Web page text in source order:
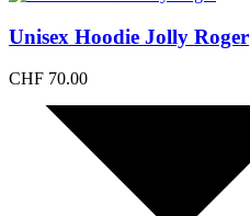
Unisex Hoodie Jolly Roger
CHF 70.00